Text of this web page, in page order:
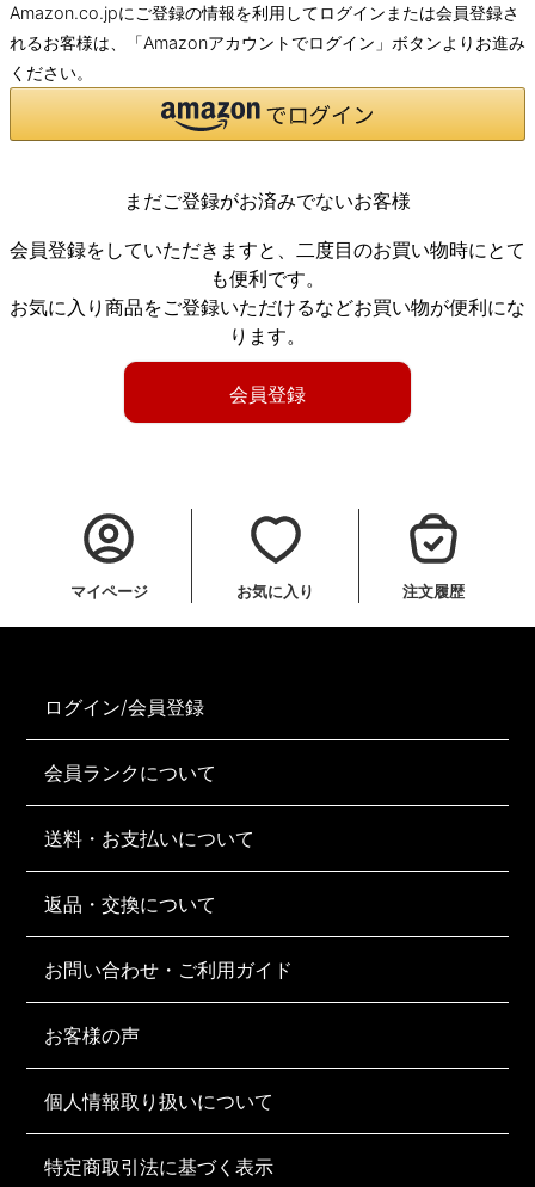
Amazon.co.jpにご登録の情報を利用してログインまたは会員登録さ
れるお客様は、「Amazonアカウントでログイン」ボタンよりお進み
ください。
まだご登録がお済みでないお客様
会員登録をしていただきますと、二度目のお買い物時にとて
も便利です。
お気に入り商品をご登録いただけるなどお買い物が便利にな
ります。
会員登録
マイページ お気に入り 注文履歴
ログイン/会員登録
会員ランクについて
送料・お支払いについて
返品・交換について
お問い合わせ・ご利用ガイド
お客様の声
個人情報取り扱いについて
特定商取引法に基づく表示